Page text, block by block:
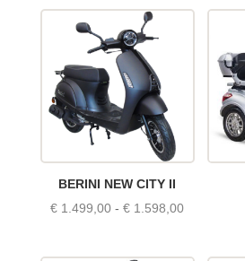
BERINI NEW CITY II
€ 1.499,00 - € 1.598,00Prijsklasse:
tot